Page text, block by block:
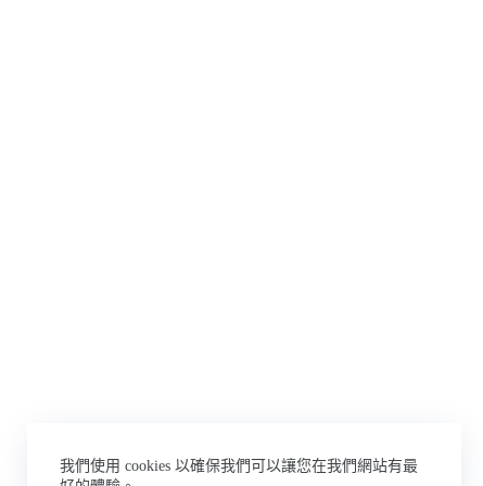
我們使用 cookies 以確保我們可以讓您在我們網站有最